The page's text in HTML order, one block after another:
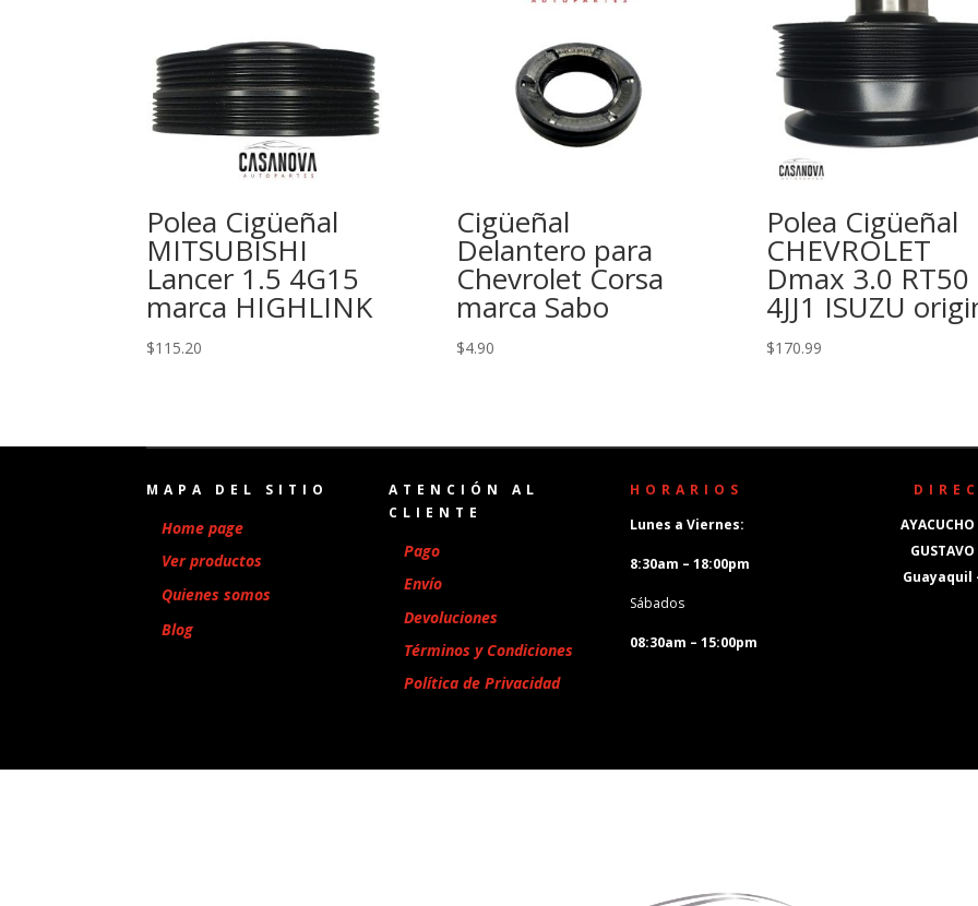
Polea Cigüeñal
MITSUBISHI
Lancer 1.5 4G15
marca HIGHLINK
$115.20
Cigüeñal
Delantero para
Chevrolet Corsa
marca Sabo
$4.90
Polea Cigüeñal
CHEVROLET
Dmax 3.0 RT50
4JJ1 ISUZU
$170.99
MAPA DEL SITIO
Home page
Ver productos
Quienes somos
Blog
ATENCIÓN AL
CLIENTE
Pago
Envío
Devoluciones
Términos y Condiciones
Política de Privacidad
HORARIOS
Lunes a Viernes:
8:30am – 18:00pm
Sábados
08:30am – 15:00pm
Guayaquil